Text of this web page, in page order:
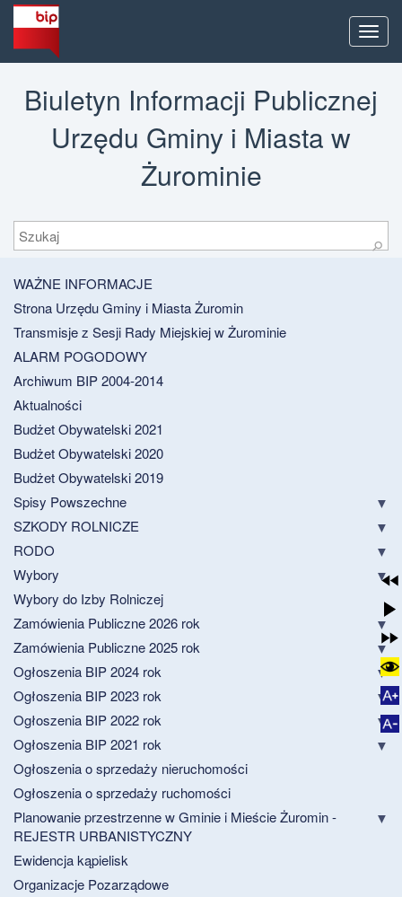
Menu
Biuletyn Informacji Publicznej
Urzędu Gminy i Miasta w
Żurominie
Szukaj
⚲
WAŻNE INFORMACJE
Strona Urzędu Gminy i Miasta Żuromin
Transmisje z Sesji Rady Miejskiej w Żurominie
ALARM POGODOWY
Archiwum BIP 2004-2014
Aktualności
Budżet Obywatelski 2021
Budżet Obywatelski 2020
Budżet Obywatelski 2019
Spisy Powszechne
SZKODY ROLNICZE
RODO
Wybory
Wybory do Izby Rolniczej
Zamówienia Publiczne 2026 rok
Zamówienia Publiczne 2025 rok
Ogłoszenia BIP 2024 rok
Ogłoszenia BIP 2023 rok
Ogłoszenia BIP 2022 rok
Ogłoszenia BIP 2021 rok
Ogłoszenia o sprzedaży nieruchomości
Ogłoszenia o sprzedaży ruchomości
Planowanie przestrzenne w Gminie i Mieście Żuromin -
REJESTR URBANISTYCZNY
Ewidencja kąpielisk
Organizacje Pozarządowe